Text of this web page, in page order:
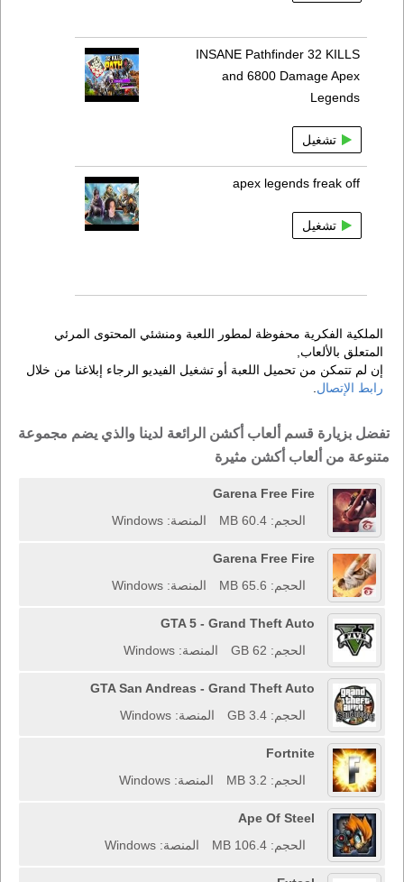
INSANE Pathfinder 32 KILLS
and 6800 Damage Apex
Legends
تشغيل
apex legends freak off
تشغيل
الملكية الفكرية محفوظة لمطور اللعبة ومنشئي المحتوى المرئي
المتعلق بالألعاب,
إن لم تتمكن من تحميل اللعبة أو تشغيل الفيديو الرجاء إبلاغنا من خلال
رابط الإتصال
تفضل بزيارة قسم ألعاب أكشن الرائعة لدينا والذي يضم مجموعة
متنوعة من ألعاب أكشن مثيرة
Garena Free Fire
الحجم: 60.4 MB
المنصة: Windows
Garena Free Fire
الحجم: 65.6 MB
المنصة: Windows
GTA 5 - Grand Theft Auto
الحجم: 62 GB
المنصة: Windows
GTA San Andreas - Grand Theft Auto
الحجم: 3.4 GB
المنصة: Windows
Fortnite
الحجم: 3.2 MB
المنصة: Windows
Ape Of Steel
الحجم: 106.4 MB
المنصة: Windows